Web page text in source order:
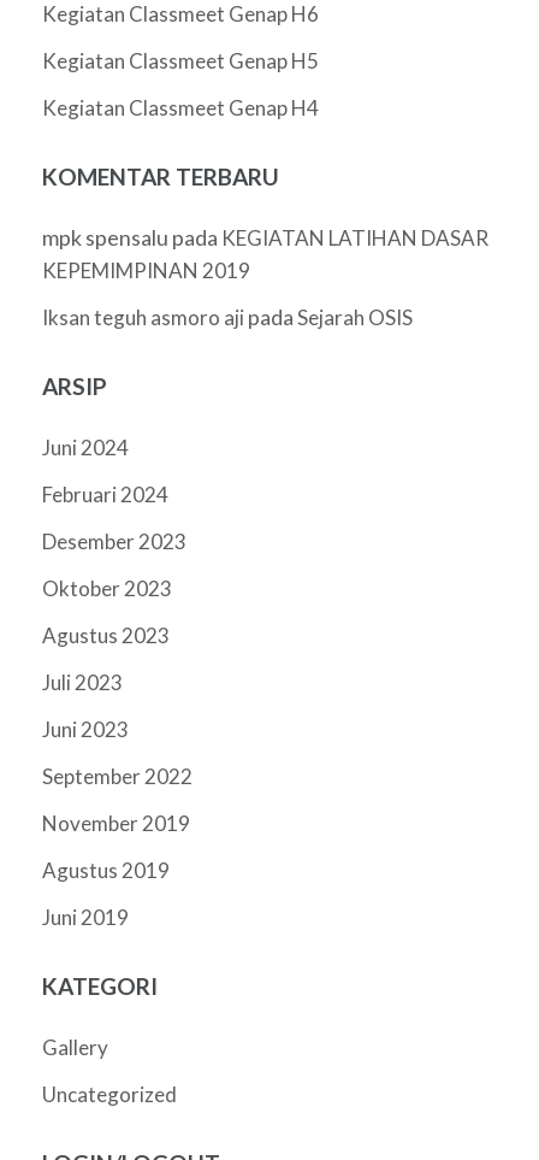
Kegiatan Classmeet Genap H6
Kegiatan Classmeet Genap H5
Kegiatan Classmeet Genap H4
KOMENTAR TERBARU
mpk spensalu pada KEGIATAN LATIHAN DASAR
KEPEMIMPINAN 2019
Iksan teguh asmoro aji padaSejarah OSIS
ARSIP
Juni 2024
Februari 2024
Desember 2023
Oktober 2023
Agustus 2023
Juli 2023
Juni 2023
September 2022
November 2019
Agustus 2019
Juni 2019
KATEGORI
Gallery
Uncategorized